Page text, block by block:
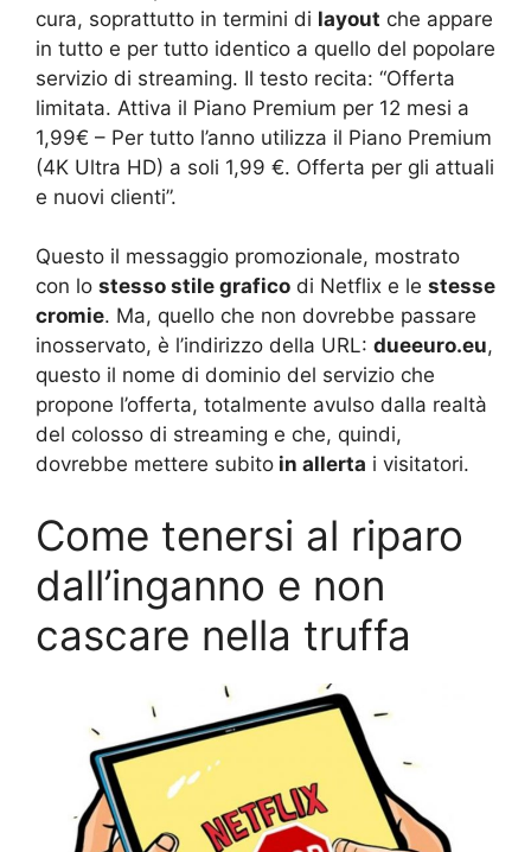
cura, soprattutto in termini di layout che appare
in tutto e per tutto identico a quello del popolare
servizio di streaming. Il testo recita: “Offerta
limitata. Attiva il Piano Premium per 12 mesi a
1,99€ – Per tutto l’anno utilizza il Piano Premium
(4K Ultra HD) a soli 1,99 €. Offerta per gli attuali
e nuovi clienti”.
Questo il messaggio promozionale, mostrato
con lo stesso stile grafico di Netflix e le stesse
cromie. Ma, quello che non dovrebbe passare
inosservato, è l’indirizzo della URL: dueeuro.eu,
questo il nome di dominio del servizio che
propone l’offerta, totalmente avulso dalla realtà
del colosso di streaming e che, quindi,
dovrebbe mettere subito in allerta i visitatori.
Come tenersi al riparo
dall’inganno e non
cascare nella truffa